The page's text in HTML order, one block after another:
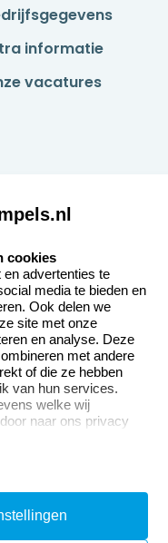
informatie
vacatures
opnemen
gestelde vragen
cookies
advertenties te
media te bieden en
Ook delen we
site met onze
en analyse. Deze
met andere
of die ze hebben
van hun services.
welke wij
naar ons privacy